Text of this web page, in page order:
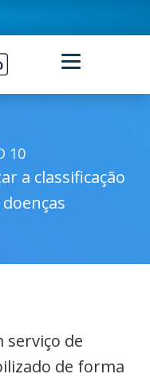
10
a classificação
serviço de
de forma